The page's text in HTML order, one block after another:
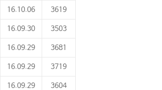
16.10.06 3619
16.09.30 3503
16.09.29 3681
16.09.29 3719
16.09.29 3604